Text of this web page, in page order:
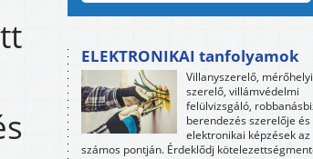
ELEKTRONIKAI tanfolyamok
Villanyszerelő,
szerelő, villámvédelmi
felülvizsgáló,
berendezés szerelője
elektronikai képzések
számos pontján. Érdeklődj